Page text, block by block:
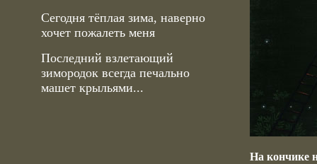
Сегодня тёплая зима, наверно
хочет пожалеть меня
Последний взлетающий
зимородок всегда печально
машет крыльями...
На кончике